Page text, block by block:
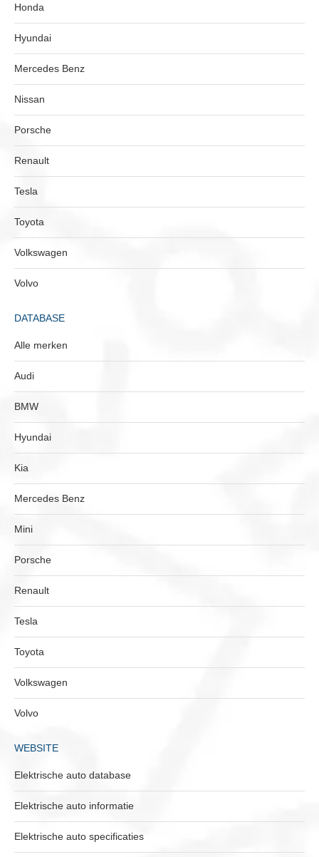
Honda
Hyundai
Mercedes Benz
Nissan
Porsche
Renault
Tesla
Toyota
Volkswagen
Volvo
DATABASE
Alle merken
Audi
BMW
Hyundai
Kia
Mercedes Benz
Mini
Porsche
Renault
Tesla
Toyota
Volkswagen
Volvo
WEBSITE
Elektrische auto database
Elektrische auto informatie
Elektrische auto specificaties